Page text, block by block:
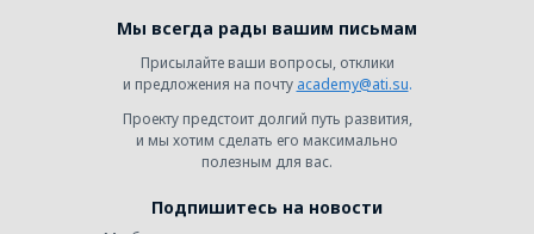
Мы всегда рады вашим письмам
Присылайте ваши вопросы, отклики
и предложения на почту academy@ati.su.
Проекту предстоит долгий путь развития,
и мы хотим сделать его максимально
полезным для вас.
Подпишитесь на новости